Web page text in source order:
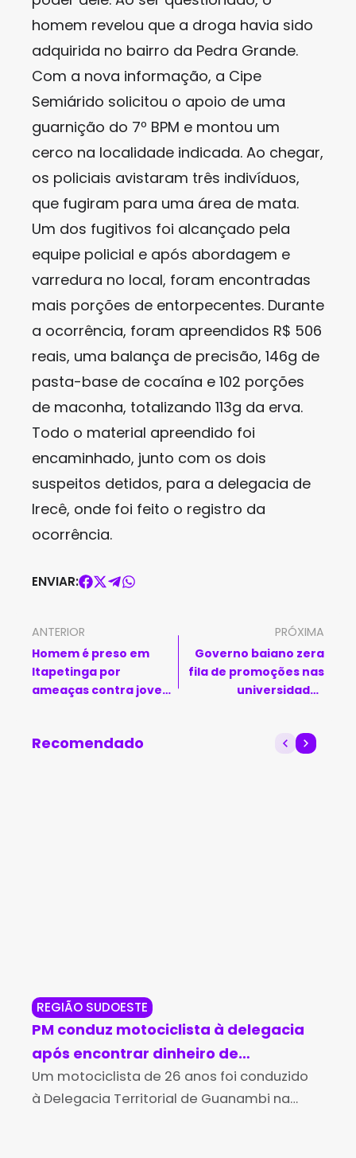
homem revelou que a droga havia sido
adquirida no bairro da Pedra Grande.
Com a nova informação, a Cipe
Semiárido solicitou o apoio de uma
guarnição do 7º BPM e montou um
cerco na localidade indicada. Ao chegar,
os policiais avistaram três indivíduos,
que fugiram para uma área de mata.
Um dos fugitivos foi alcançado pela
equipe policial e após abordagem e
varredura no local, foram encontradas
mais porções de entorpecentes. Durante
a ocorrência, foram apreendidos R$ 506
reais, uma balança de precisão, 146g de
pasta-base de cocaína e 102 porções
de maconha, totalizando 113g da erva.
Todo o material apreendido foi
encaminhado, junto com os dois
suspeitos detidos, para a delegacia de
Irecê, onde foi feito o registro da
ocorrência.
ENVIAR:
ANTERIOR
Homem é preso em
Itapetinga por
ameaças contra jovem
PRÓXIMA
Governo baiano zera
fila de promoções nas
universidades
professores de escolas
Recomendado
REGIÃO SUDOESTE
PM conduz motociclista à delegacia
após encontrar dinheiro de
procedência suspeita em Guanambi
Um motociclista de 26 anos foi conduzido
à Delegacia Territorial de Guanambi na